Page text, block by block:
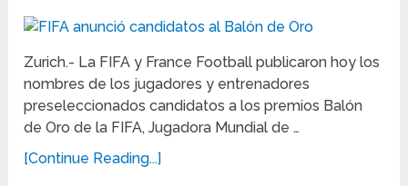
Zurich.- La FIFA y France Football publicaron hoy los
nombres de los jugadores y entrenadores
preseleccionados candidatos a los premios Balón
de Oro de la FIFA, Jugadora Mundial de …
[Continue Reading...]